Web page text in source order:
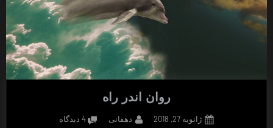
روان اندر راه
Posted
ژانویه 27, 2018 By
دهقانی 4 دیدگاه